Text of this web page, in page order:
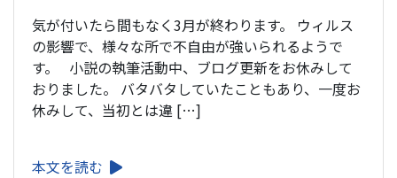
気が付いたら間もなく3月が終わります。 ウィルス
の影響で、様々な所で不自由が強いられるようで
す。 小説の執筆活動中、ブログ更新をお休みして
おりました。 バタバタしていたこともあり、一度お
休みして、当初とは違 […]
本文を読む